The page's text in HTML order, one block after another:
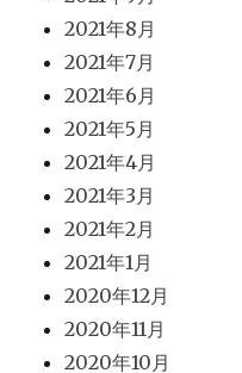
2021年8月
2021年7月
2021年6月
2021年5月
2021年4月
2021年3月
2021年2月
2021年1月
2020年12月
2020年11月
2020年10月